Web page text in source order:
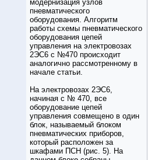
модернизация узлов
пневматического
оборудования. Алгоритм
работы схемы пневматического
оборудования цепей
управления на электровозах
2ЭС6 с №470 происходит
аналогично рассмотренному в
начале статьи.
На электровозах 2ЭС6,
начиная с № 470, все
оборудование цепей
управления совмещено в один
блок, называемый блоком
пневматических приборов,
который расположен за
шкафами ПСН (рис. 5). На